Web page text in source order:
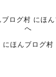
にほんブログ村